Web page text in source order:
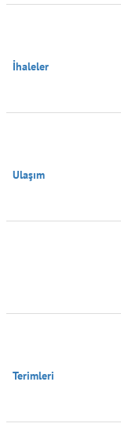
İhaleler
Ulaşım
Terimleri